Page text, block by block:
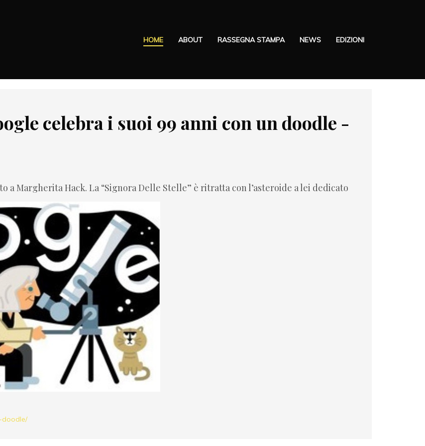
HOME ABOUT RASSEGNA STAMPA NEWS EDIZIONI
celebra i suoi 99 anni con un doodle -
a Margherita Hack. La “Signora Delle Stelle” è ritratta con l’asteroide a lei dedicato
doodle/